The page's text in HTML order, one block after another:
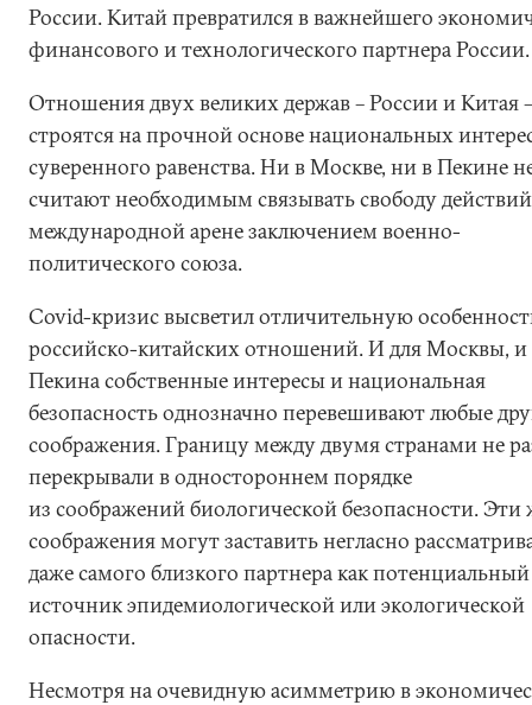
России. Китай превратился в важнейшего
финансового и технологического партнера России.
Отношения двух великих держав – России и Китая –
строятся на прочной основе национальных
суверенного равенства. Ни в Москве, ни в Пекине
считают необходимым связывать свободу
международной арене заключением военно-
политического союза.
Covid-кризис высветил отличительную
российско-китайских отношений. И для Москвы, и
Пекина собственные интересы и национальная
безопасность однозначно перевешивают любые
соображения. Границу между двумя странами не
перекрывали в одностороннем порядке
из соображений биологической безопасности. Эти
соображения могут заставить негласно
даже самого близкого партнера как потенциальный
источник эпидемиологической или экологической
опасности.
Несмотря на очевидную асимметрию в